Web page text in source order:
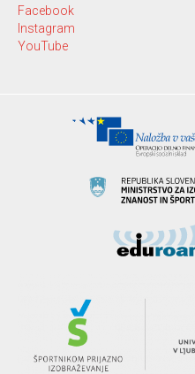
Facebook
Instagram
YouTube